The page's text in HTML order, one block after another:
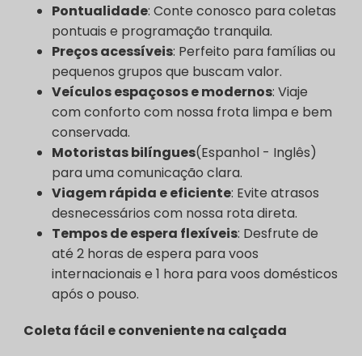
Pontualidade: Conte conosco para coletas
pontuais e programação tranquila.
Preços acessíveis: Perfeito para famílias ou
pequenos grupos que buscam valor.
Veículos espaçosos e modernos: Viaje
com conforto com nossa frota limpa e bem
conservada.
Motoristas bilíngues(Espanhol - Inglês)
para uma comunicação clara.
Viagem rápida e eficiente: Evite atrasos
desnecessários com nossa rota direta.
Tempos de espera flexíveis: Desfrute de
até 2 horas de espera para voos
internacionais e 1 hora para voos domésticos
após o pouso.
Coleta fácil e conveniente na calçada